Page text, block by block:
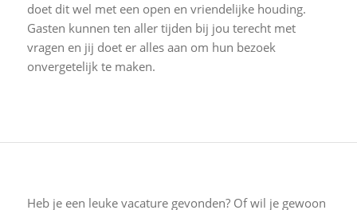
doet dit wel met een open en vriendelijke houding.
Gasten kunnen ten aller tijden bij jou terecht met
vragen en jij doet er alles aan om hun bezoek
onvergetelijk te maken.
Heb je een leuke vacature gevonden? Of wil je gewoon